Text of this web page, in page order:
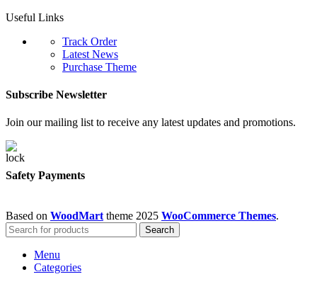
Useful Links
Track Order
Latest News
Purchase Theme
Subscribe Newsletter
Join our mailing list to receive any latest updates and promotions.
Safety Payments
Based on WoodMart theme 2025 WooCommerce Themes.
Search
Menu
Categories